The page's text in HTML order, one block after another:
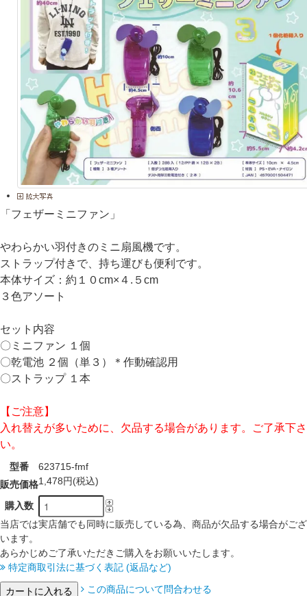
「フェザーミニファン」
やわらかい羽付きのミニ扇風機です。
ストラップ付きで、持ち運びも便利です。
本体サイズ：約１０cm×４.５cm
３色アソート
セット内容
〇ミニファン １個
〇乾電池 ２個（単３）＊作動確認用
〇ストラップ １本
【ご注意】
入れ替えが多いために、欠品する場合があります。ご了承下さ
い。
型番
623715-fmf
販売価格1,478円(税込)
購入数
当店では実店舗でも同時に販売している為、商品が欠品する場合がござ
います。
あらかじめご了承いただきご購入をお願いいたします。
特定商取引法に基づく表記 (返品など)
この商品について問合わせる